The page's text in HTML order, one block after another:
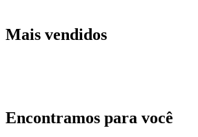
Mais vendidos
Encontramos para você